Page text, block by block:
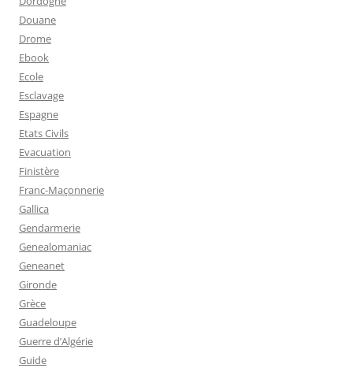
Douane
Drome
Ebook
Ecole
Esclavage
Espagne
Etats Civils
Evacuation
Finistère
Franc-Maçonnerie
Gallica
Gendarmerie
Genealomaniac
Geneanet
Gironde
Grèce
Guadeloupe
Guerre d’Algérie
Guide